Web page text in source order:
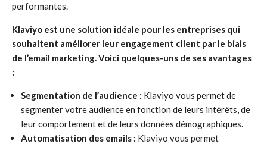
performantes.
Klaviyo est une solution idéale pour les entreprises qui
souhaitent améliorer leur engagement client par le biais
de l’email marketing. Voici quelques-uns de ses avantages
:
Segmentation de l’audience : Klaviyo vous permet de
segmenter votre audience en fonction de leurs intérêts, de
leur comportement et de leurs données démographiques.
Automatisation des emails : Klaviyo vous permet